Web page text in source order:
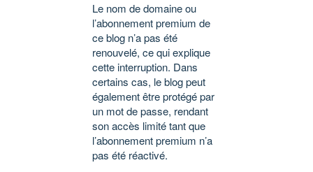
Le nom de domaine ou
l’abonnement premium de
ce blog n’a pas été
renouvelé, ce qui explique
cette interruption. Dans
certains cas, le blog peut
également être protégé par
un mot de passe, rendant
son accès limité tant que
l’abonnement premium n’a
pas été réactivé.